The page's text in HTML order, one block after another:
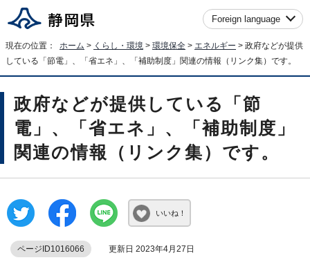
Foreign language
現在の位置： ホーム > くらし・環境 > 環境保全 > エネルギー > 政府などが提供
している「節電」、「省エネ」、「補助制度」関連の情報（リンク集）です。
政府などが提供している「節
電」、「省エネ」、「補助制度」
関連の情報（リンク集）です。
いいね！
ページID1016066 更新日 2023年4月27日